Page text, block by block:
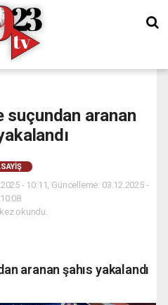
suçundan aranan
- 10:11, Güncelleme: 03.12.2025 -
10:08
okundu.
aranan şahıs yakalandı